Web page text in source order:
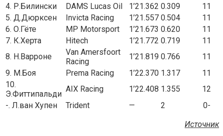
4. Р.Билински
DAMS Lucas Oil 1’21.362 0.309
11
5. Д.Дюрксен
Invicta Racing 1’21.557 0.504
11
6. О.Гёте
MP Motorsport 1’21.673 0.620
11
7. К.Херта
Hitech 1’21.772 0.719
11
8. Н.Варроне
Van Amersfoort
Racing
1’21.819 0.766
11
9. М.Боя
Prema Racing 1’22.370 1.317
11
10.
Э.Фиттипальди
AIX Racing 1’22.408 1.355
12
-. Л.ван Хупен
Trident — 2
0-
Источник